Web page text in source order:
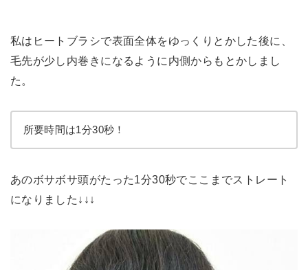
私はヒートブラシで表面全体をゆっくりとかした後に、
毛先が少し内巻きになるように内側からもとかしまし
た。
所要時間は1分30秒！
あのボサボサ頭がたった1分30秒でここまでストレート
になりました↓↓↓